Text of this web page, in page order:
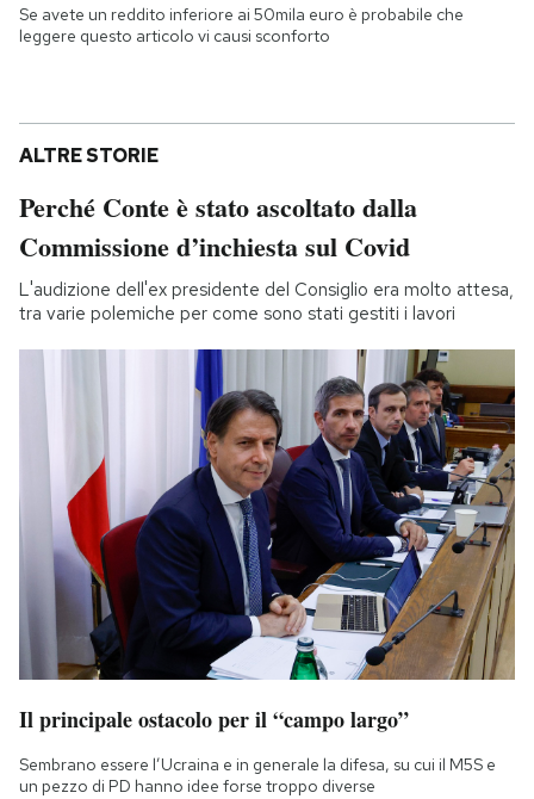
Se avete un reddito inferiore ai 50mila euro è probabile che
leggere questo articolo vi causi sconforto
ALTRE STORIE
Perché Conte è stato ascoltato dalla
Commissione d’inchiesta sul Covid
L'audizione dell'ex presidente del Consiglio era molto attesa,
tra varie polemiche per come sono stati gestiti i lavori
Il principale ostacolo per il “campo largo”
Sembrano essere l’Ucraina e in generale la difesa, su cui il M5S e
un pezzo di PD hanno idee forse troppo diverse